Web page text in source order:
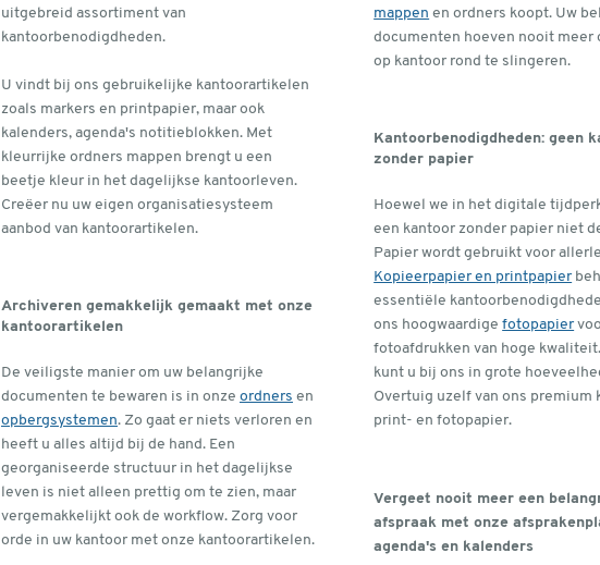
uitgebreid assortiment van
kantoorbenodigdheden.
U vindt bij ons gebruikelijke kantoorartikelen
zoals markers en printpapier, maar ook
kalenders, agenda's notitieblokken. Met
kleurrijke ordners mappen brengt u een
beetje kleur in het dagelijkse kantoorleven.
Creëer nu uw eigen organisatiesysteem
aanbod van kantoorartikelen.
Archiveren gemakkelijk gemaakt met onze
kantoorartikelen
De veiligste manier om uw belangrijke
documenten te bewaren is in onze ordners en
opbergsystemen. Zo gaat er niets verloren en
heeft u alles altijd bij de hand. Een
georganiseerde structuur in het dagelijkse
leven is niet alleen prettig om te zien, maar
vergemakkelijkt ook de workflow. Zorg voor
orde in uw kantoor met onze kantoorartikelen.
mappen en ordners koopt. Uw
documenten hoeven nooit meer
op kantoor rond te slingeren.
Kantoorbenodigdheden: geen
zonder papier
Hoewel we in het digitale
een kantoor zonder papier niet
Papier wordt gebruikt voor
Kopieerpapier en printpapier
essentiële
ons hoogwaardigefotopapier
fotoafdrukken van hoge
kunt u bij ons in grote
Overtuig uzelf van ons premium
print- en fotopapier.
Vergeet nooit meer een
afspraak met onze
agenda's en kalenders